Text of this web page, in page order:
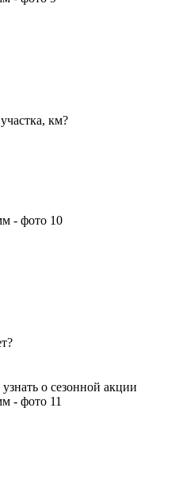
км?
о сезонной акции